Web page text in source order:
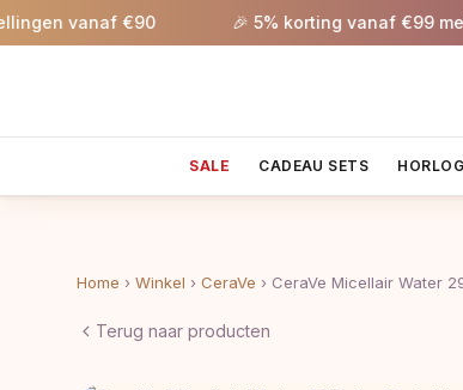
vanaf €90 🎉 5% korting vanaf €99 met
SALE CADEAU SETS
Home › Winkel › CeraVe › CeraVe Micellair Water
Terug naar producten